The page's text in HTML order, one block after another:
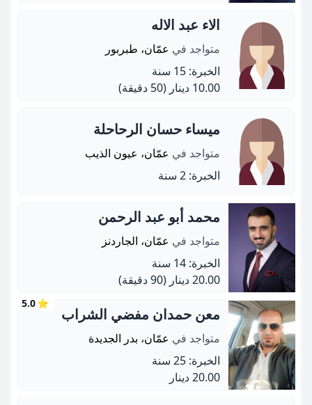
الاء عبد الاله
متواجد في عمّان، طبربور
الخبرة: 15 سنة
10.00 دينار
(50 دقيقة)
ميساء حسان الرحاحلة
متواجد في عمّان، عيون الذيب
الخبرة: 2 سنة
محمد أبو عبد الرحمن
متواجد في عمّان، الجاردنز
الخبرة: 14 سنة
20.00 دينار
(90 دقيقة)
⭐
5.0
معن حمدان مفضي الشراب
متواجد في عمّان، بدر الجديدة
الخبرة: 25 سنة
20.00 دينار